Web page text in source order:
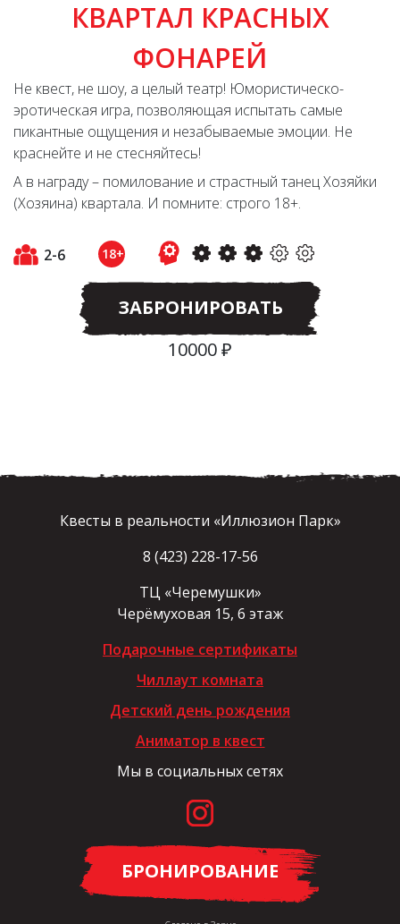
КВАРТАЛ КРАСНЫХ
ФОНАРЕЙ
Не квест, не шоу, а целый театр! Юмористическо-
эротическая игра, позволяющая испытать самые
пикантные ощущения и незабываемые эмоции. Не
краснейте и не стесняйтесь!
А в награду – помилование и страстный танец Хозяйки
(Хозяина) квартала. И помните: строго 18+.
2-6 18+
ЗАБРОНИРОВАТЬ
10000 ₽
Квесты в реальности «Иллюзион Парк»
8 (423) 228-17-56
ТЦ «Черемушки»
Черёмуховая 15, 6 этаж
Подарочные сертификаты
Чиллаут комната
Детский день рождения
Аниматор в квест
Мы в социальных сетях
БРОНИРОВАНИЕ